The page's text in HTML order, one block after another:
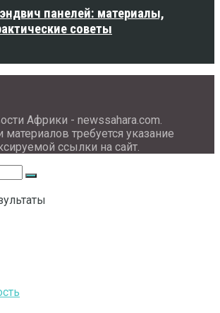
панелей: материалы,
советы
Африки - newssahara.com.
требуется указание
ссылки на сайт.